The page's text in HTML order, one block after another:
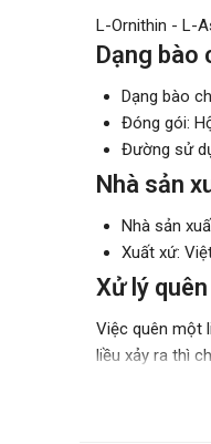
L-Ornithin - L-
Dạng bào
Dạng bào
Đóng gói:
Đường sử
Nhà sản
Nhà sản
Xuất xứ:
Xử lý
Việc quên một
liều xảy ra thì